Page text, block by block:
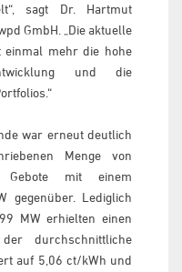
sagt Dr. Hartmut
GmbH. „Die aktuelle
einmal mehr die hohe
und die
war erneut deutlich
Menge von
mit einem
gegenüber. Lediglich
MW erhielten einen
durchschnittliche
auf 5,06 ct/kWh und